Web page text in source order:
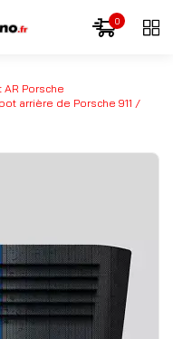
0
AR Porsche
arrière de Porsche 911 /